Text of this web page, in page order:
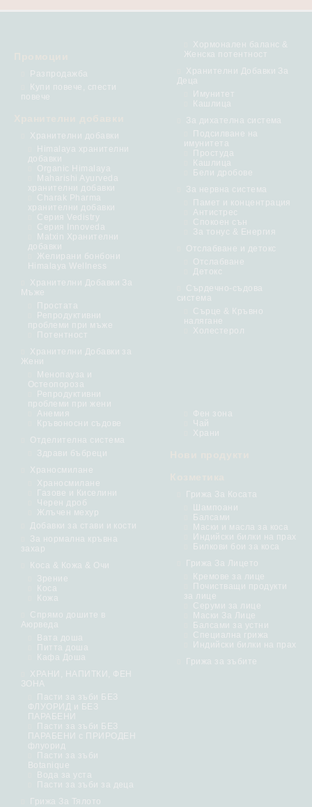
Разпродажба
Купи повече, спести
повече
Хранителни добавки
Himalaya хранителни
добавки
Organic Himalaya
Maharishi Ayurveda
хранителни добавки
Charak Pharma
хранителни добавки
Серия Vedistry
Серия Innoveda
Matxin Хранителни
добавки
Желирани бонбони
Himalaya Wellness
Хранителни Добавки За
Мъже
Простата
Репродуктивни
проблеми при мъже
Потентност
Хранителни Добавки за
Жени
Менопауза и
Остеопороза
Репродуктивни
проблеми при жени
Хормонален баланс &
Женска потентност
Хранителни Добавки За
Деца
Имунитет
Кашлица
За дихателна система
Подсилване на
имунитета
Простуда
Кашлица
Бели дробове
За нервна система
Памет и концентрация
Антистрес
Спокоен сън
За тонус & Енергия
Отслабване и детокс
Отслабване
Детокс
Сърдечно-съдова
система
Сърце & Кръвно
налягане
Холестерол
Анемия
Кръвоносни съдове
Отделителна система
Здрави бъбреци
Храносмилане
Храносмилане
Газове и Киселини
Черен дроб
Жлъчен мехур
Добавки за стави и кости
За нормална кръвна
захар
Коса & Кожа & Очи
Зрение
Коса
Кожа
Спрямо дошите в
Аюрведа
Вата доша
Питта доша
Кафа Доша
ХРАНИ, НАПИТКИ, ФЕН
ЗОНА
Фен зона
Чай
Храни
Грижа За Косата
Шампоани
Балсами
Маски и масла за коса
Индийски билки на прах
Билкови бои за коса
Грижа За Лицето
Кремове за лице
Почистващи продукти
за лице
Серуми за лице
Маски За Лице
Балсами за устни
Специална грижа
Индийски билки на прах
Грижа за зъбите
Пасти за зъби БЕЗ
ФЛУОРИД и БЕЗ
ПАРАБЕНИ
Пасти за зъби БЕЗ
ПАРАБЕНИ с ПРИРОДЕН
флуорид
Пасти за зъби
Botanique
Вода за уста
Пасти за зъби за деца
Грижа За Тялото